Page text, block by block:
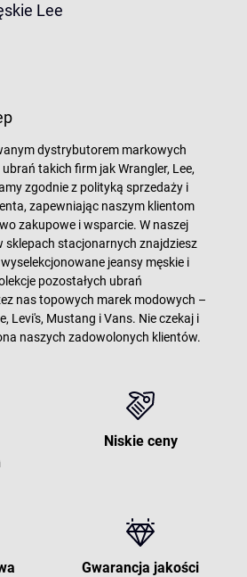
Lee
dystrybutorem markowych
takich firm jak Wrangler, Lee,
zgodnie z polityką sprzedaży i
zapewniając naszym klientom
zakupowe i wsparcie. W naszej
sklepach stacjonarnych znajdziesz
jeansy męskie i
pozostałych ubrań
nas topowych marek modowych –
Levi's, Mustang i Vans. Nie czekaj i
naszych zadowolonych klientów.
Niskie ceny
Gwarancja jakości